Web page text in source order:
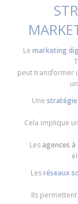
Le marketing
peut transformer
Une
Cela implique
Les agences
Lesréseaux
Ils